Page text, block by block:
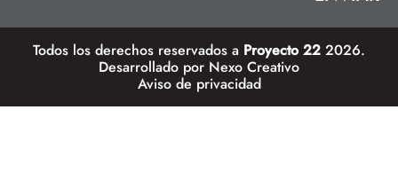
Todos los derechos reservados a Proyecto 22 2026.
Desarrollado por Nexo Creativo
Aviso de privacidad